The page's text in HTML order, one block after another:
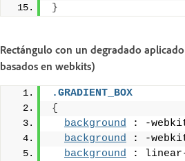
}
Rectángulo con un degradado
basados en webkits)
.GRADIENT_BOX
{
background : -
background : -
background :